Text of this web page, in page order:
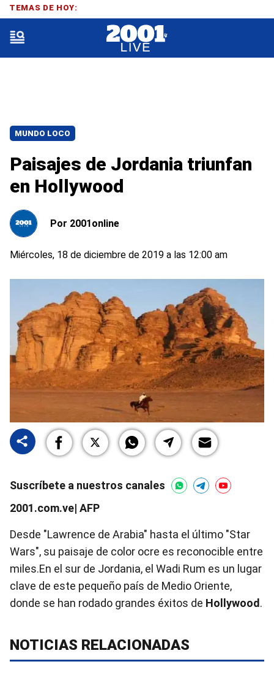
MUNDO LOCO
Paisajes de Jordania triunfan
en Hollywood
Por 2001online
Miércoles, 18 de diciembre de 2019 a las 12:00 am
Suscríbete a nuestros canales
2001.com.ve| AFP
Desde "Lawrence de Arabia" hasta el último "Star
Wars", su paisaje de color ocre es reconocible entre
miles.En el sur de Jordania, el Wadi Rum es un lugar
clave de este pequeño país de Medio Oriente,
donde se han rodado grandes éxitos de Hollywood .
NOTICIAS RELACIONADAS
TEMAS DE HOY: